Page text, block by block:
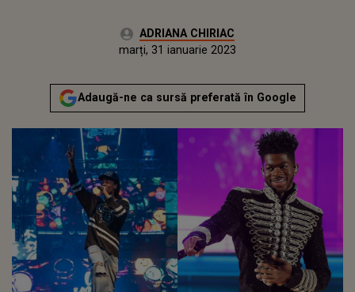
Autor:ADRIANA CHIRIAC
Publicat:
marți, 31 ianuarie 2023
Adaugă-ne ca sursă preferată în Google